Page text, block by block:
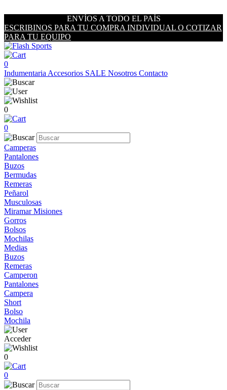
ENVÍOS A TODO EL PAÍS
ESCRIBINOS PARA TU COMPRA INDIVIDUAL O COTIZAR
PARA TU EQUIPO
0
Indumentaria Accesorios SALE Nosotros Contacto
0
0
Camperas
Pantalones
Buzos
Bermudas
Remeras
Peñarol
Musculosas
Miramar Misiones
Gorros
Bolsos
Mochilas
Medias
Buzos
Remeras
Camperon
Pantalones
Campera
Short
Bolso
Mochila
Acceder
0
0